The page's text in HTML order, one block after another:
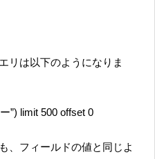
リは以下のようになりま
”) limit 500 offset 0
、フィールドの値と同じよ